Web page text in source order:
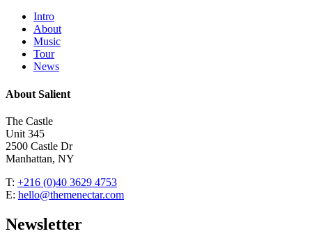
Close
Menu
Intro
About
Music
Tour
News
About Salient
The Castle
Unit 345
2500 Castle Dr
Manhattan, NY
T: +216 (0)40 3629 4753
E: hello@themenectar.com
Newsletter